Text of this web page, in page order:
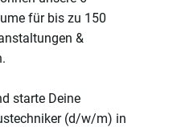
für bis zu 150
&
starte Deine
(d/w/m) in